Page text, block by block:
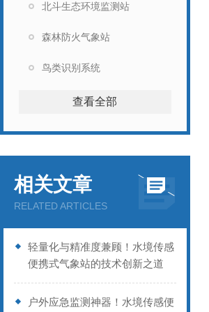
北斗生态环境监测站
森林防火气象站
鸟类识别系统
查看全部
相关文章
RELATED ARTICLES
轻量化与精准度兼顾！水境传感
便携式气象站的技术创新之道
户外应急监测神器！水境传感便